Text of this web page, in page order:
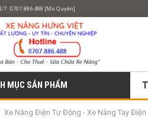
7 : 0707.886.488 [Ms Quyên]
MỤC SẢN PHẨM
Xe Nâng Điện Tự Động - Xe Nâng Tay Điện